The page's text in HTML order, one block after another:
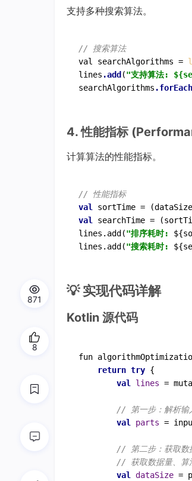
支持多种搜索算法。
// 搜索算法
val searchAlgorithms =
lines .add ("支持算法:
searchAlgorithms .forEach
4. 性能指标
计算算法的性能指标。
// 性能指标
val sortTime =
val searchTime =
lines.add("排序耗时:
lines.add("搜索耗时:
💡 实现代码详解
Kotlin 源代码
fun
return try {
val lines =
// 第一步：解析输
val parts =
// 第二步：获取数
// 获取数据量、算
val dataSize =
871
8